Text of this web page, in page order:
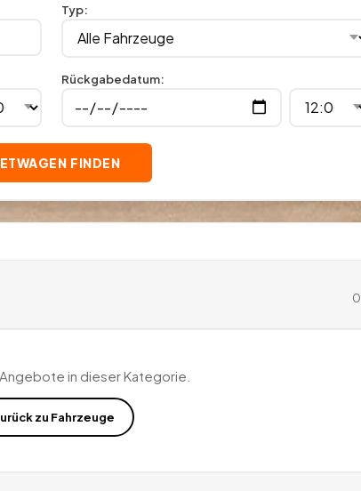
Typ:
Rückgabedatum:
FINDEN
0
in dieser Kategorie.
zu Fahrzeuge